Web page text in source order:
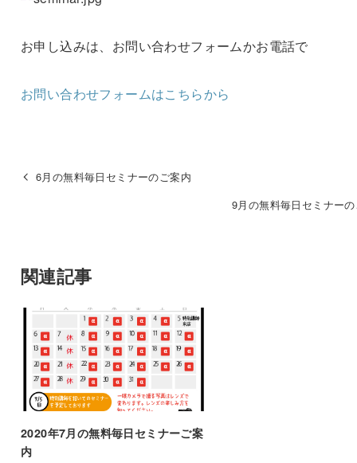
お申し込みは、お問い合わせフォームかお電話で
お問い合わせフォームはこちらから
6月の無料毎日セミナーのご案内
9月の無料毎日セミナー
関連記事
2020年7月の無料毎日セミナーご案
内